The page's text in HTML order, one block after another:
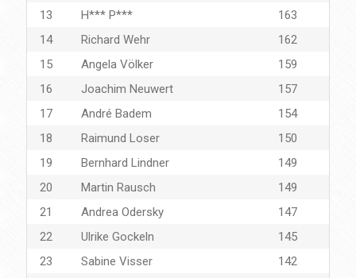
13
H*** P***
163
14
Richard Wehr
162
15
Angela Völker
159
16
Joachim Neuwert
157
17
André Badem
154
18
Raimund Loser
150
19
Bernhard Lindner
149
20
Martin Rausch
149
21
Andrea Odersky
147
22
Ulrike Gockeln
145
23
Sabine Visser
142